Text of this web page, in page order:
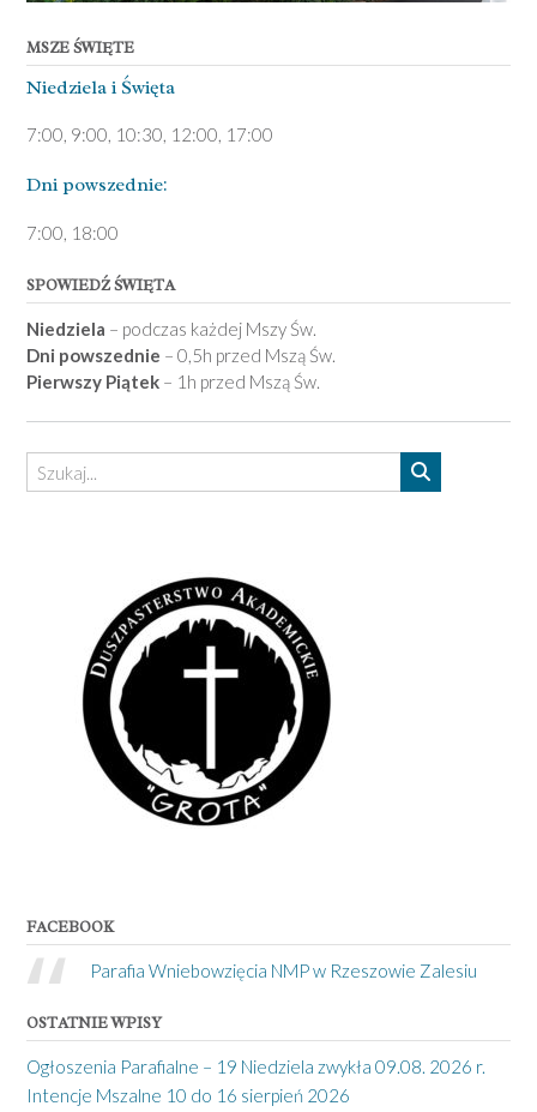
MSZE ŚWIĘTE
Niedziela ­i Święta
7:00, 9:00, 10:30, 12:00, 17:00
Dni pows­zednie:
7­:00, 18:00­
SPOWIEDŹ ŚWIĘTA
Niedziela – podczas każdej Mszy Św.
Dni powszednie – 0,5h przed Mszą Św.
Pierwszy Piątek – 1h przed Mszą Św.
FACEBOOK
Parafia Wniebowzięcia NMP w Rzeszowie Zalesiu
OSTATNIE WPISY
Ogłoszenia Parafialne – 19 Niedziela zwykła 09.08. 2026 r.
Intencje Mszalne 10 do 16 sierpień 2026